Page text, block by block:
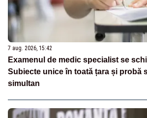
7 aug. 2026, 15:42
Examenul de medic specialist se
Subiecte unice în toată țara și probă
simultan